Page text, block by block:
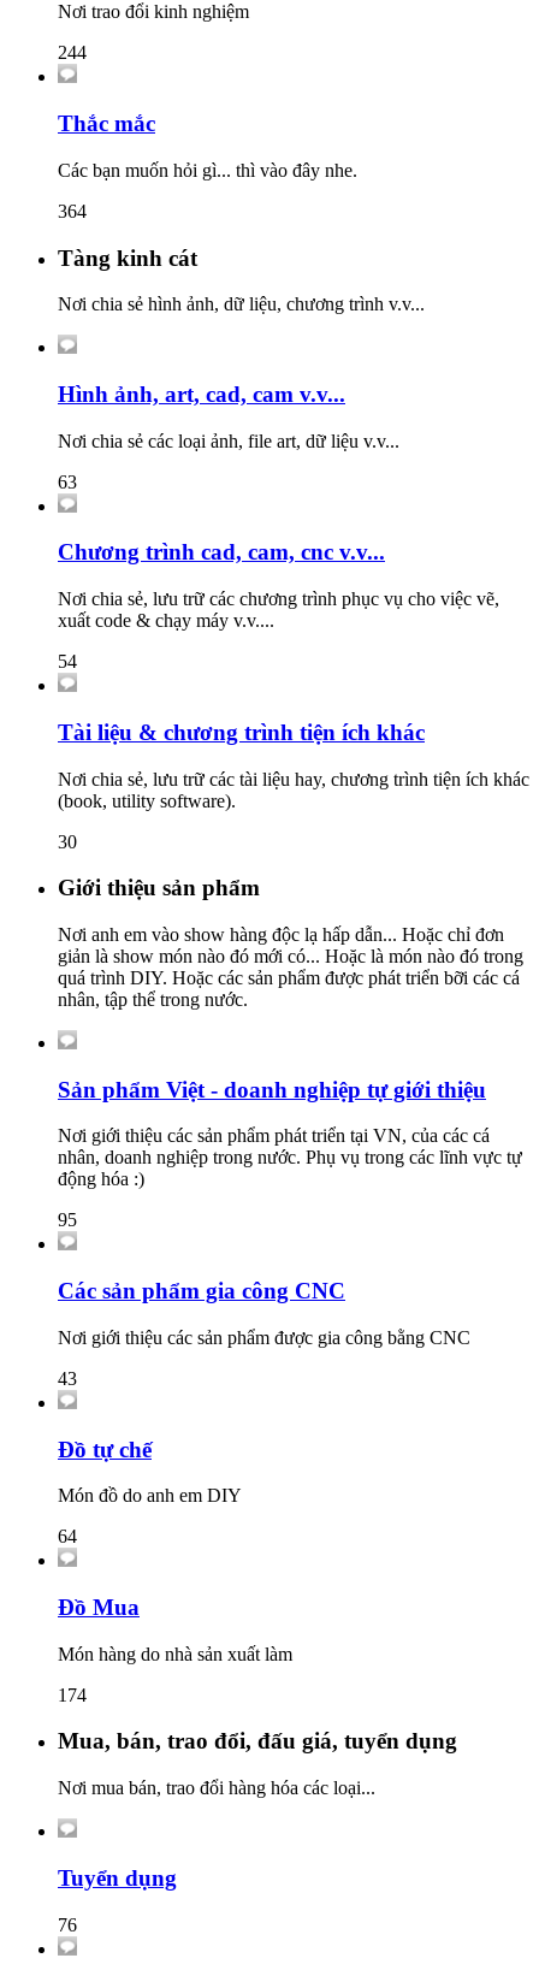
Nơi trao đổi kinh nghiệm
244
Thắc mắc
Các bạn muốn hỏi gì... thì vào đây nhe.
364
Tàng kinh cát
Nơi chia sẻ hình ảnh, dữ liệu, chương trình v.v...
Hình ảnh, art, cad, cam v.v...
Nơi chia sẻ các loại ảnh, file art, dữ liệu v.v...
63
Chương trình cad, cam, cnc v.v...
Nơi chia sẻ, lưu trữ các chương trình phục vụ cho việc vẽ,
xuất code & chạy máy v.v....
54
Tài liệu & chương trình tiện ích khác
Nơi chia sẻ, lưu trữ các tài liệu hay, chương trình tiện ích khác
(book, utility software).
30
Giới thiệu sản phẩm
Nơi anh em vào show hàng độc lạ hấp dẫn... Hoặc chỉ đơn
giản là show món nào đó mới có... Hoặc là món nào đó trong
quá trình DIY. Hoặc các sản phẩm được phát triển bỡi các cá
nhân, tập thể trong nước.
Sản phẩm Việt - doanh nghiệp tự giới thiệu
Nơi giới thiệu các sản phẩm phát triển tại VN, của các cá
nhân, doanh nghiệp trong nước. Phụ vụ trong các lĩnh vực tự
động hóa :)
95
Các sản phẩm gia công CNC
Nơi giới thiệu các sản phẩm được gia công bằng CNC
43
Đồ tự chế
Món đồ do anh em DIY
64
Đồ Mua
Món hàng do nhà sản xuất làm
174
Mua, bán, trao đổi, đấu giá, tuyển dụng
Nơi mua bán, trao đổi hàng hóa các loại...
Tuyển dụng
76